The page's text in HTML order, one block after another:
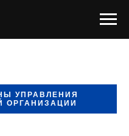
УПРАВЛЕНИЯ
ОРГАНИЗАЦИИ